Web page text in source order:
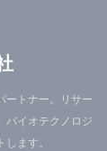
同著者には
および
、Dr. W.
ートナー。リサー
バイオテクノロジ
ます。